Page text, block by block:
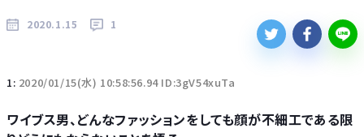
2020.1.15 1
1: 2020/01/15(水) 10:58:56.94 ID:3gV54xuTa
ワイブス男、どんなファッションをしても顔が不細工である限